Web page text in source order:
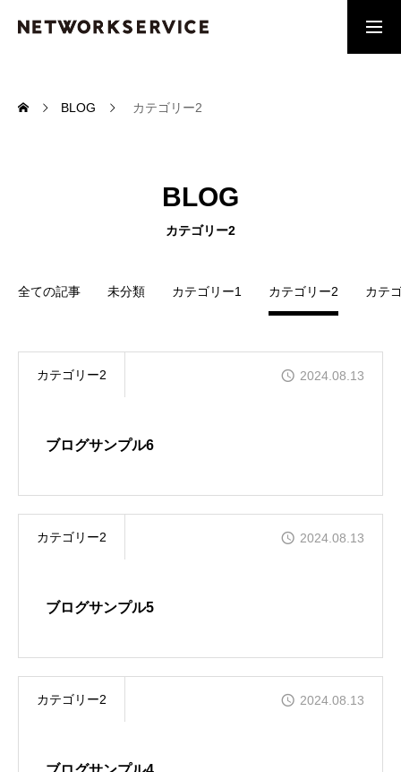
ユーザーニーズに向き合う
採用エントリーフォーム
NEWS
NWSからの最新ニュース
BLOG カテゴリー2
BLOG
カテゴリー2
全ての記事 未分類 カテゴリー1 カテゴリー2 カテ
カテゴリー2 2024.08.13
ブログサンプル6
カテゴリー2 2024.08.13
ブログサンプル5
カテゴリー2 2024.08.13